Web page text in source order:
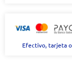
Efectivo, tarjeta